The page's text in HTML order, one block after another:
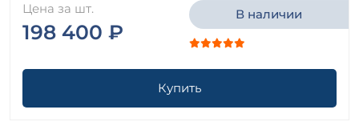
Цена за шт.
198 400 ₽
В наличии
Купить